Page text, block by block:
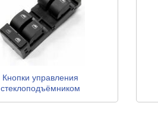
Кнопки управления
стеклоподъёмником